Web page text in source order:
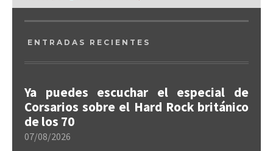
ENTRADAS RECIENTES
Ya puedes escuchar el especial de
Corsarios sobre el Hard Rock británico
de los 70
07/08/2026